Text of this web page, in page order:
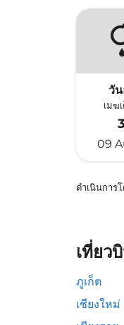
วั
เมฆ
09
ดำเนินการ
เที่ยว
ภูเก็ต
เชียงใหม่